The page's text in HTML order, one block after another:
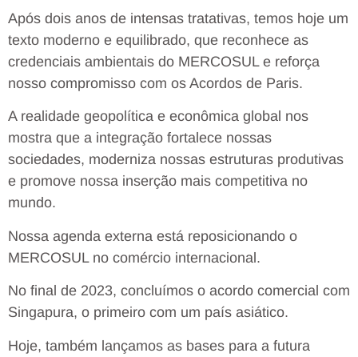
Após dois anos de intensas tratativas, temos hoje um
texto moderno e equilibrado, que reconhece as
credenciais ambientais do MERCOSUL e reforça
nosso compromisso com os Acordos de Paris.
A realidade geopolítica e econômica global nos
mostra que a integração fortalece nossas
sociedades, moderniza nossas estruturas produtivas
e promove nossa inserção mais competitiva no
mundo.
Nossa agenda externa está reposicionando o
MERCOSUL no comércio internacional.
No final de 2023, concluímos o acordo comercial com
Singapura, o primeiro com um país asiático.
Hoje, também lançamos as bases para a futura